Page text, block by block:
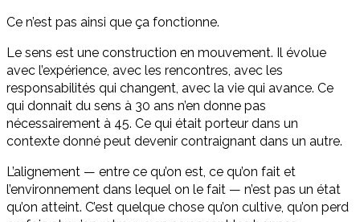
Ce n’est pas ainsi que ça fonctionne.
Le sens est une construction en mouvement. Il évolue
avec l’expérience, avec les rencontres, avec les
responsabilités qui changent, avec la vie qui avance. Ce
qui donnait du sens à 30 ans n’en donne pas
nécessairement à 45. Ce qui était porteur dans un
contexte donné peut devenir contraignant dans un autre.
L’alignement — entre ce qu’on est, ce qu’on fait et
l’environnement dans lequel on le fait — n’est pas un état
qu’on atteint. C’est quelque chose qu’on cultive, qu’on perd